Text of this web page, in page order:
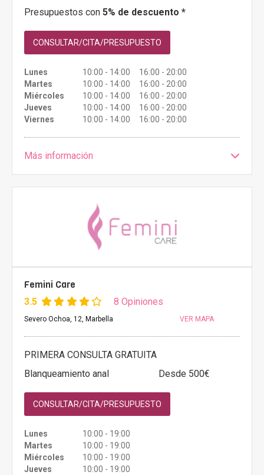
Presupuestos con 5% de descuento *
CONSULTAR/CITA/PRESUPUESTO
Lunes
10:00 - 14:00 16:00 - 20:00
Martes
10:00 - 14:00 16:00 - 20:00
Miércoles
10:00 - 14:00 16:00 - 20:00
Jueves
10:00 - 14:00 16:00 - 20:00
Viernes
10:00 - 14:00 16:00 - 20:00
Más información
Femini Care
3.5 8 Opiniones
Severo Ochoa, 12, Marbella VER MAPA
PRIMERA CONSULTA GRATUITA
Blanqueamiento anal
Desde 500€
CONSULTAR/CITA/PRESUPUESTO
Lunes
10:00 - 19:00
Martes
10:00 - 19:00
Miércoles
10:00 - 19:00
Jueves
10:00 - 19:00